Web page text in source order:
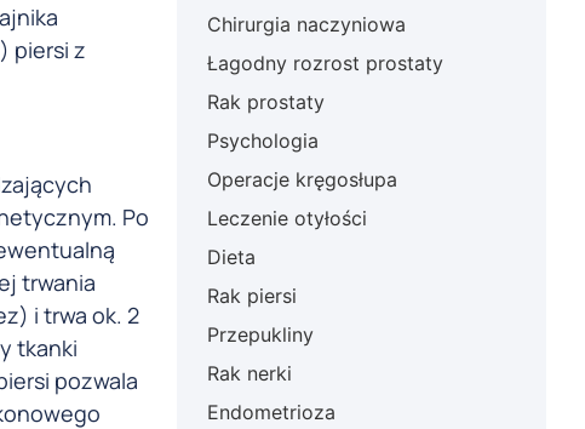
piersi z
Po
trwania
i trwa ok. 2
tkanki
pozwala
Chirurgia naczyniowa
Łagodny rozrost prostaty
Rak prostaty
Psychologia
Operacje kręgosłupa
Leczenie otyłości
Dieta
Rak piersi
Przepukliny
Rak nerki
Endometrioza